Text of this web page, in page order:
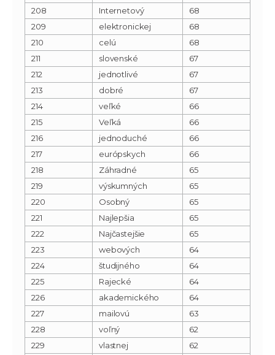
208
Internetový
68
209
elektronickej
68
210
celú
68
211
slovenské
67
212
jednotlivé
67
213
dobré
67
214
veľké
66
215
Veľká
66
216
jednoduché
66
217
európskych
66
218
Záhradné
65
219
výskumných
65
220
Osobný
65
221
Najlepšia
65
222
Najčastejšie
65
223
webových
64
224
študijného
64
225
Rajecké
64
226
akademického
64
227
mailovú
63
228
voľný
62
229
vlastnej
62